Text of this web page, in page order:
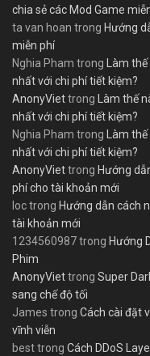
chia sẻ các Mod Game
ta van hoan trong Hướng
miễn phí
Nghia Pham trong Làm
nhất với chi phí tiết kiệm?
AnonyViettrong Làm thế
nhất với chi phí tiết kiệm?
Nghia Pham trong Làm
nhất với chi phí tiết kiệm?
AnonyViettrong Hướng
phí cho tài khoản mới
loctrong Hướng dẫn cách
tài khoản mới
1234560987trong Hướng
Phim
AnonyViettrong Super
sang chế độ tối
James trong Cách cài đặt
vĩnh viễn
besttrong Cách DDoS